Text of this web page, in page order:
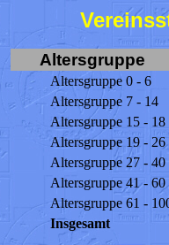
Altersgruppe
Altersgruppe 0 - 6
Altersgruppe 7 - 14
Altersgruppe 15 - 18
Altersgruppe 19 - 26
Altersgruppe 27 - 40
Altersgruppe 41 - 60
Altersgruppe 61 -
Insgesamt